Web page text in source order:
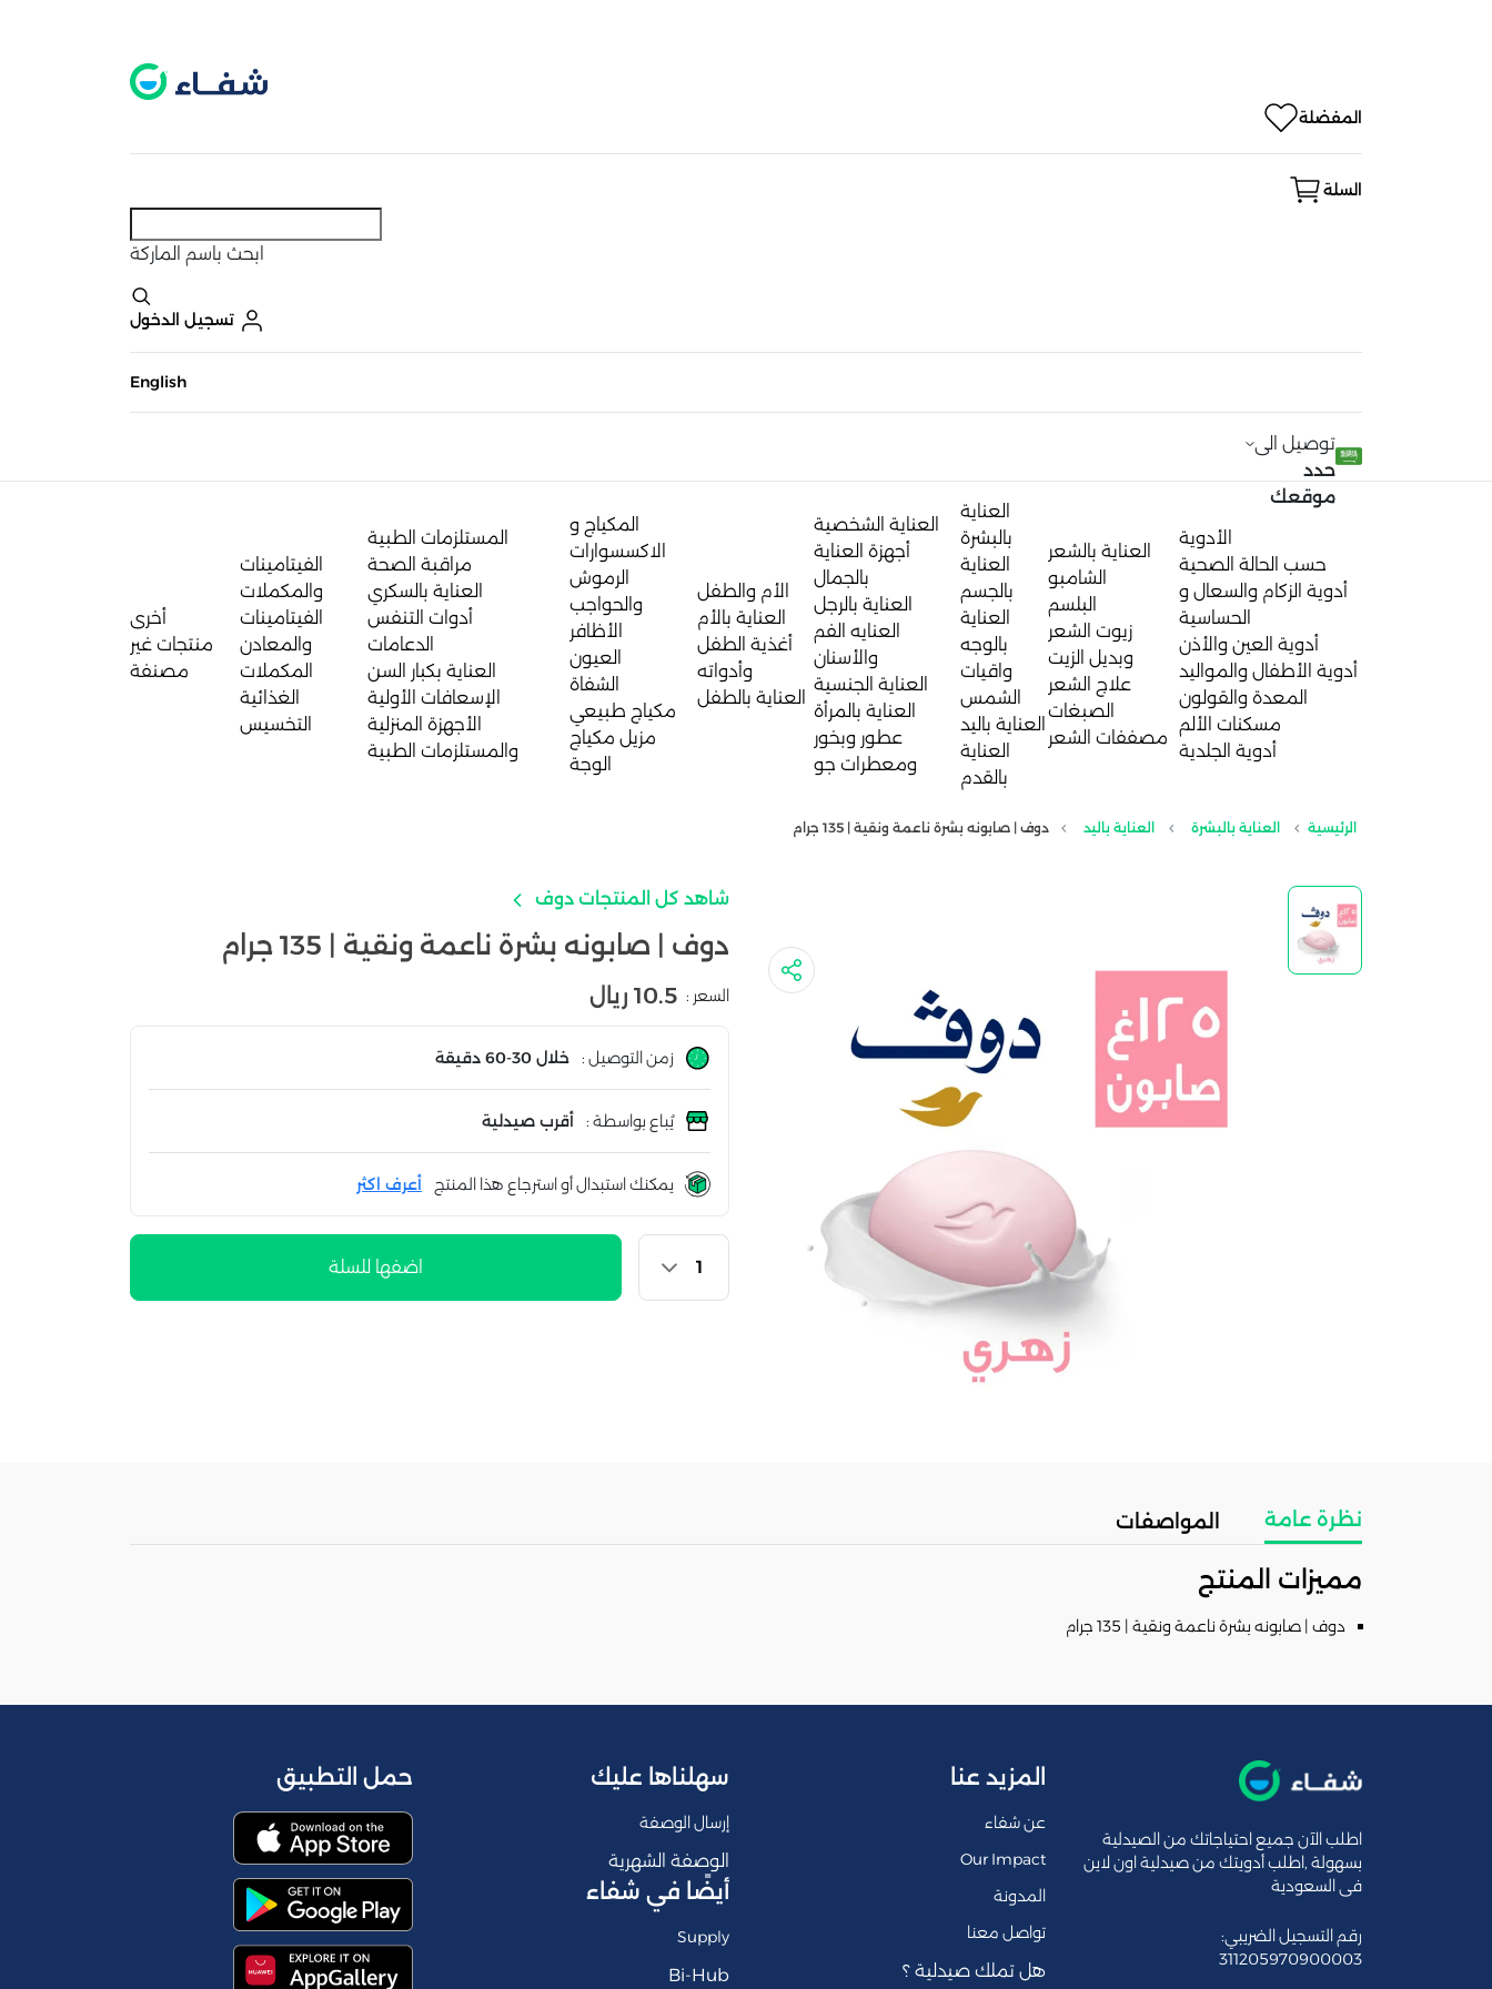
المفضلة
السلة
ابحث باسم الماركة
تسجيل الدخول
English
توصيل الى
حدد
موقعك
الأدوية
حسب الحالة الصحية
أدوية الزكام والسعال و
الحساسية
أدوية العين والأذن
أدوية الأطفال والمواليد
المعدة والقولون
مسكنات الألم
أدوية الجلدية
العناية بالشعر
الشامبو
البلسم
زيوت الشعر
وبديل الزيت
علاج الشعر
الصبغات
مصففات الشعر
العناية
بالبشرة
العناية
بالجسم
العناية
بالوجه
واقيات
الشمس
العناية باليد
العناية
بالقدم
العناية الشخصية
أجهزة العناية
بالجمال
العناية بالرجل
العنايه الفم
والأسنان
العناية الجنسية
العناية بالمرأة
عطور وبخور
ومعطرات جو
الأم والطفل
العناية بالأم
أغذية الطفل
وأدواته
العناية بالطفل
المكياج و
الاكسسوارات
الرموش
والحواجب
الأظافر
العيون
الشفاة
مكياج طبيعي
مزيل مكياج
الوجة
المستلزمات الطبية
مراقبة الصحة
العناية بالسكري
أدوات التنفس
الدعامات
العناية بكبار السن
الإسعافات الأولية
الأجهزة المنزلية
والمستلزمات الطبية
الفيتامينات
والمكملات
الفيتامينات
والمعادن
المكملات
الغذائية
التخسيس
أخرى
منتجات غير
مصنفة
الرئيسية العناية بالبشرة العناية باليد دوف | صابونه بشرة ناعمة ونقية | 135 جرام
شاهد كل المنتجات دوف
دوف | صابونه بشرة ناعمة ونقية | 135 جرام
السعر : 10.5 ريال
زمن التوصيل : خلال 30-60 دقيقة
يُباع بواسطة : أقرب صيدلية
يمكنك استبدال أو استرجاع هذا المنتج أعرف اكثر
اضفها للسلة
نظرة عامة المواصفات
مميزات المنتج
دوف | صابونه بشرة ناعمة ونقية | 135 جرام
اطلب الآن جميع احتياجاتك من الصيدلية
بسهولة ,اطلب أدويتك من صيدلية اون لاين
فى السعودية
رقم التسجيل الضريبي:
311205970900003
المزيد عنا
عن شفاء
Our Impact
المدونة
تواصل معنا
هل تملك صيدلية ؟
سهلناها عليك
إرسال الوصفة
الوصفة الشهرية
أيضًا في شفاء
Supply
Bi-Hub
حمل التطبيق